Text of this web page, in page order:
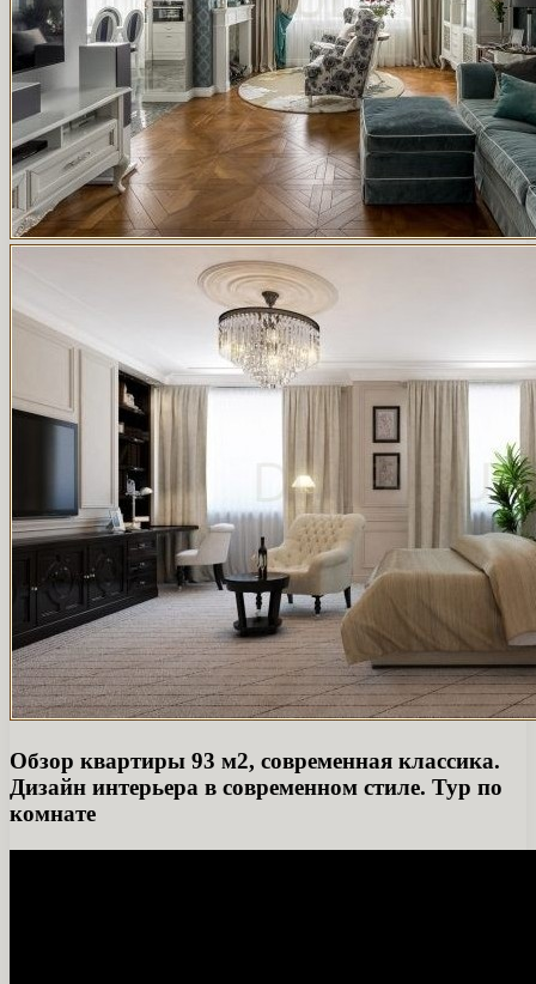
Обзор квартиры 93 м2, современная классика.
Дизайн интерьера в современном стиле. Тур по
комнате